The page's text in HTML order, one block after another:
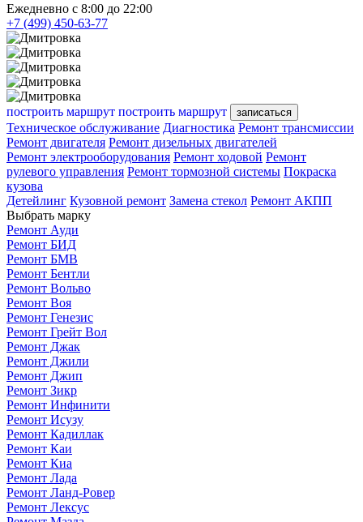
Ежедневно с 8:00 до 22:00
+7 (499) 450-63-77
построить маршрут построить маршрут записаться
Техническое обслуживание Диагностика Ремонт трансмиссии
Ремонт двигателя Ремонт дизельных двигателей
Ремонт электрооборудования Ремонт ходовой Ремонт
рулевого управления Ремонт тормозной системы Покраска
кузова
Детейлинг Кузовной ремонт Замена стекол Ремонт АКПП
Выбрать марку
Ремонт Ауди
Ремонт БИД
Ремонт БМВ
Ремонт Бентли
Ремонт Вольво
Ремонт Воя
Ремонт Генезис
Ремонт Грейт Вол
Ремонт Джак
Ремонт Джили
Ремонт Джип
Ремонт Зикр
Ремонт Инфинити
Ремонт Исузу
Ремонт Кадиллак
Ремонт Каи
Ремонт Киа
Ремонт Лада
Ремонт Ланд-Ровер
Ремонт Лексус